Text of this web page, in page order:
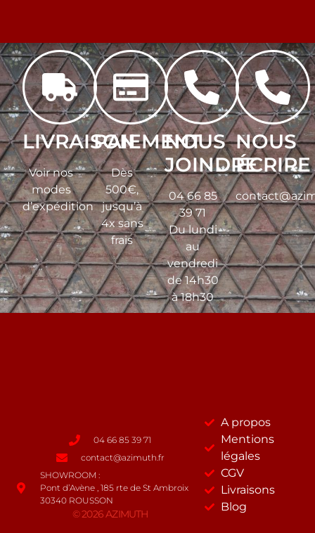
LIVRAISON
Voir nos
modes
d’expédition
PAIEMENT
Dès
500€,
jusqu’à
4x sans
frais
NOUS
JOINDRE
04 66 85
39 71
Du lundi
au
vendredi
de 14h30
à 18h30
NOUS
ÉCRIRE
04 66 85 39 71
contact@azimuth.fr
SHOWROOM :
Pont d’Avène , 185 rte de St Ambroix
30340 ROUSSON
© 2026 AZIMUTH
A propos
Mentions
légales
CGV
Livraisons
Blog